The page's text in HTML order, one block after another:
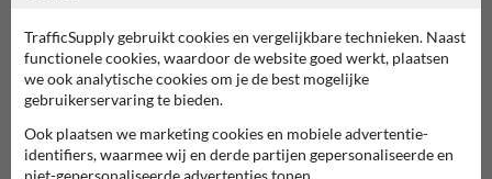
Parkeerverbodsbord met
pictogram en tekst in
huisstijl
Informatiebord LET OP met
tekst en pictogram Hier
riskeren
TrafficSupply gebruikt cookies en vergelijkbare technieken. Naast
functionele cookies, waardoor de website goed werkt, plaatsen
we ook analytische cookies om je de best mogelijke
gebruikerservaring te bieden.
Ook plaatsen we marketing cookies en mobiele advertentie-
identifiers, waarmee wij en derde partijen gepersonaliseerde en
niet-gepersonaliseerde advertenties tonen